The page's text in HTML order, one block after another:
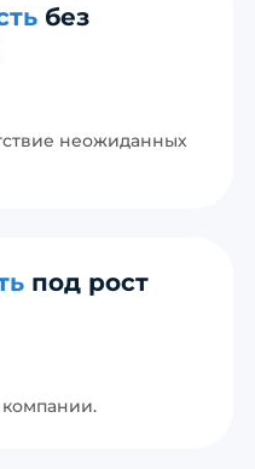
без
неожиданных
под рост
компании.